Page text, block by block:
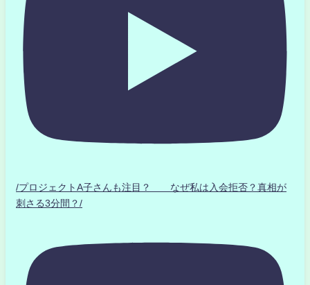
/プロジェクトA子さんも注目？ なぜ私は入会拒否？真相が
刺さる3分間？/